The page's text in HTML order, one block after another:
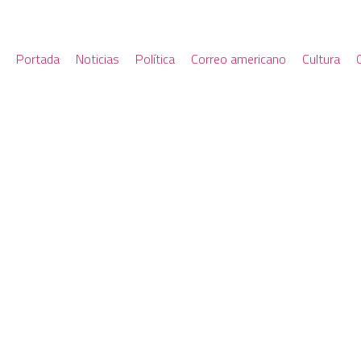
Portada Noticias Política Correo americano Cultura